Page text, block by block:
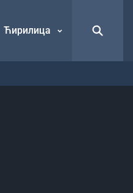
Ћирилица